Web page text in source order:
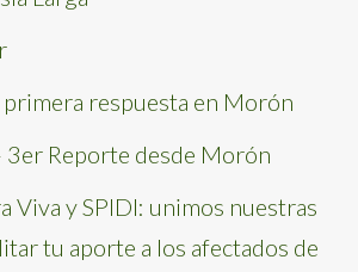
respuesta en Morón
3er Reporte desde Morón
Viva y SPIDI: unimos nuestras
tu aporte a los afectados de